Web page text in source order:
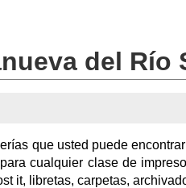
del Río
que usted puede
cualquier clase de
it, libretas, carpetas,